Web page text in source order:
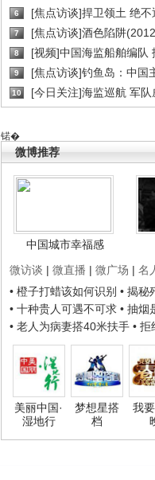
6 [焦点访谈]捍卫领土 绝不
7 [焦点访谈]酒色陷阱
8 [视频]中国海监船舶编队
9 [焦点访谈]钓鱼岛：中国
10 [今日关注]海监巡航 军队
锘�
微博推荐
中国城市幸福感
微访谈 | 微直播 | 微广场 | 名
• 橙子打蜡该如何识别 • 揭秘
• 十种贵人可遇不可求 • 抽烟
• 老人为病妻搭40米扶手 • 拒
美丽中国·
湿地行
梦想星搭
档
我